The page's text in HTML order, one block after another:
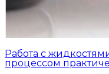
Работа с
процессом